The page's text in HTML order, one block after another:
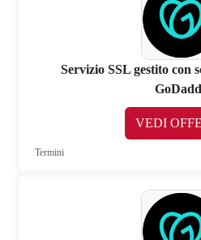
Servizio SSL gestito con
VEDI
Termini